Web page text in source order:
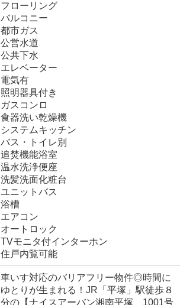
フローリング
バルコニー
都市ガス
公営水道
公共下水
エレベーター
電気有
照明器具付き
ガスコンロ
食器洗い乾燥機
システムキッチン
バス・トイレ別
追焚機能浴室
温水洗浄便座
洗髪洗面化粧台
ユニットバス
浴槽
エアコン
オートロック
TVモニタ付インターホン
住戸内覧可能
車いす対応のバリアフリー物件◎時間に
ゆとりが生まれる！JR「平塚」駅徒歩８
分の【ナイスアーバン湘南平塚 1001号